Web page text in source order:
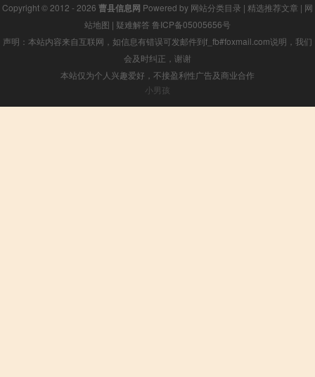
Copyright © 2012 - 2026 曹县信息网 Powered by 网站分类目录 | 精选推荐文章 | 网
站地图 | 疑难解答 鲁ICP备05005656号
声明：本站内容来自互联网，如信息有错误可发邮件到f_fb#foxmail.com说明，我们
会及时纠正，谢谢
本站仅为个人兴趣爱好，不接盈利性广告及商业合作
小男孩